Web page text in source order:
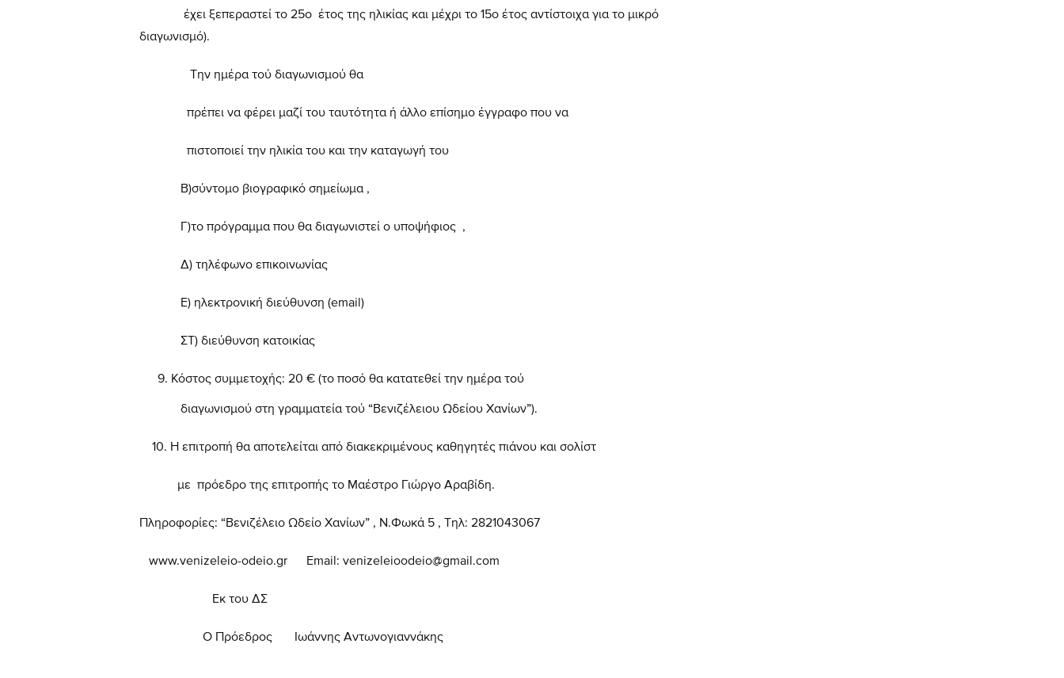
έχει ξεπεραστεί το 25ο έτος της ηλικίας και μέχρι το 15ο έτος αντίστοιχα για το μικρό
διαγωνισμό).
Την ημέρα τού διαγωνισμού θα
πρέπει να φέρει μαζί του ταυτότητα ή άλλο επίσημο έγγραφο που να
πιστοποιεί την ηλικία του και την καταγωγή του
Β)σύντομο βιογραφικό σημείωμα ,
Γ)το πρόγραμμα που θα διαγωνιστεί ο υποψήφιος ,
Δ)τηλέφωνο επικοινωνίας
Ε)ηλεκτρονική διεύθυνση (email)
ΣΤ)διεύθυνση κατοικίας
Κόστος συμμετοχής: 20 € (το ποσό θα κατατεθεί την ημέρα τού
διαγωνισμού στη γραμματεία τού “Βενιζέλειου Ωδείου Χανίων”).
10. Η επιτροπή θα αποτελείται από διακεκριμένους καθηγητές πιάνου και σολίστ
με πρόεδρο της επιτροπής το Μαέστρο Γιώργο Αραβίδη.
Πληροφορίες: “Βενιζέλειο Ωδείο Χανίων” , Ν.Φωκά 5 , Τηλ: 2821043067
www.venizeleio-odeio.grEmail: venizeleioodeio@gmail.com
Εκ του ΔΣ
Ο Πρόεδρος Ιωάννης Αντωνογιαννάκης